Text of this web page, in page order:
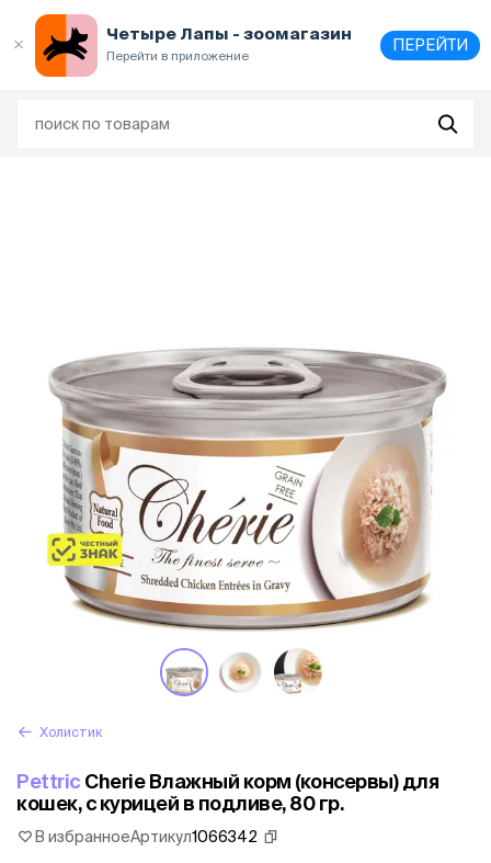
Четыре Лапы - зоомагазин
Перейти в приложение
ПЕРЕЙТИ
Холистик
Pettric Cherie Влажный корм (консервы) для
кошек, с курицей в подливе, 80 гр.
В избранноеАртикул1066342